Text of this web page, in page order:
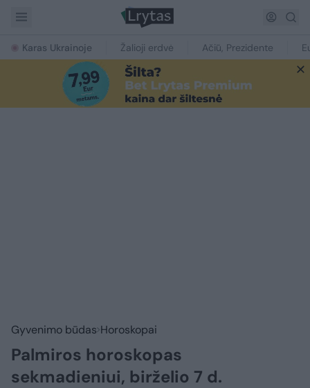
Karas Ukrainoje Žalioji erdvė Ačiū, Prezidente
Gyvenimo būdas Horoskopai
Palmiros horoskopas
sekmadieniui, birželio 7 d.